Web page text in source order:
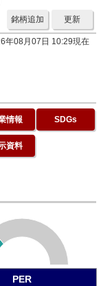
更新
銘柄追加
年08月07日 10:29現在
情報 SDGs
資料
PER